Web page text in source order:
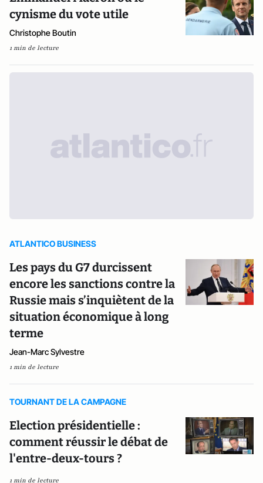
cynisme du vote utile
Christophe Boutin
1 min de lecture
ATLANTICO BUSINESS
Les pays du G7 durcissent
encore les sanctions contre la
Russie mais s’inquiètent de la
situation économique à long
terme
Jean-Marc Sylvestre
1 min de lecture
TOURNANT DE LA CAMPAGNE
Election présidentielle :
comment réussir le débat de
l'entre-deux-tours ?
1 min de lecture